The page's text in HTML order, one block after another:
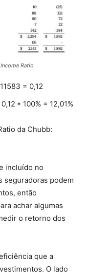
Ratio
= 0,12
* 100% = 12,01%
da Chubb:
incluído no
seguradoras podem
então
achar algumas
o retorno dos
que a
O lado